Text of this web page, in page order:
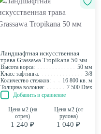
Ландшафтная искусственная
трава Grassawa Tropikana 50 мм
Высота ворса:
50 мм
Класс тафтинга:
3/8
Количество стежков:
16 800 кв. м
Толщина волокна:
7 500 Dtex
Добавить в сравнение
Цена м2 (на
отрез)
1 240 ₽
Цена м2 (от
рулона)
1 040 ₽